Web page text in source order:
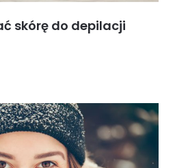
skórę do depilacji